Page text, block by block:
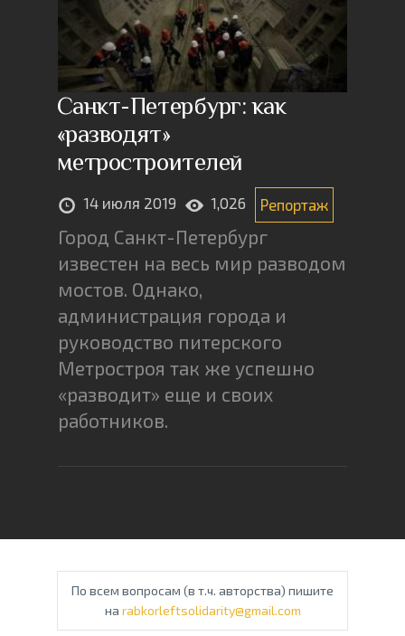
Санкт-Петербург: как
«разводят»
метростроителей
14 июля 2019 1,026 Репортаж
Город Санкт-Петербург
известен на весь мир разводом
мостов. Однако,
администрация города и
руководство питерского
Метростроя так же успешно
«разводит» еще и своих
работников.
По всем вопросам (в т.ч. авторства) пишите
на rabkorleftsolidarity@gmail.com